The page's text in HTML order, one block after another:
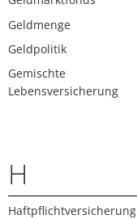
Geldmenge
Geldpolitik
Gemischte
Lebensversicherung
H
Haftpflichtversicherung